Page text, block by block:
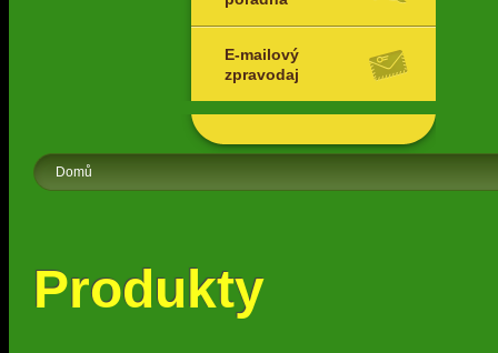
E-mailový
zpravodaj
Domů
Produkty